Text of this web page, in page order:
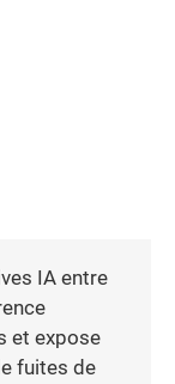
IA entre
et expose
fuites de